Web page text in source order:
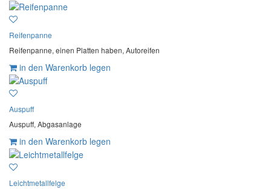
Reifenpanne
Reifenpanne, einen Platten haben, Autoreifen
in den Warenkorb legen
Auspuff
Auspuff, Abgasanlage
in den Warenkorb legen
Leichtmetallfelge